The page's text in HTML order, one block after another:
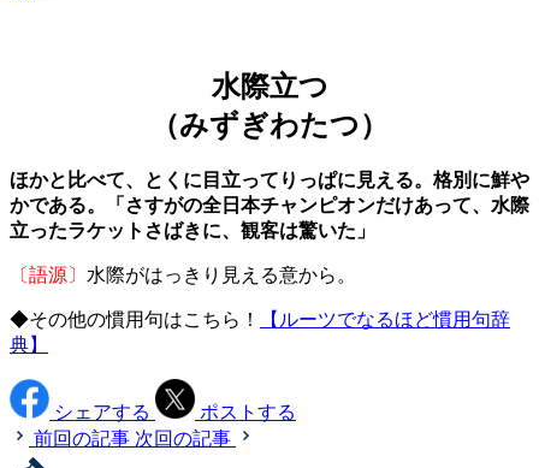
水際立つ
（みずぎわたつ）
ほかと比べて、とくに目立ってりっぱに見える。格別に鮮や
かである。「さすがの全日本チャンピオンだけあって、水際
立ったラケットさばきに、観客は驚いた」
〔語源〕 水際がはっきり見える意から。
◆その他の慣用句はこちら！
【ルーツでなるほど慣用句辞
典】
シェアする
ポストする
前回の記事 次回の記事